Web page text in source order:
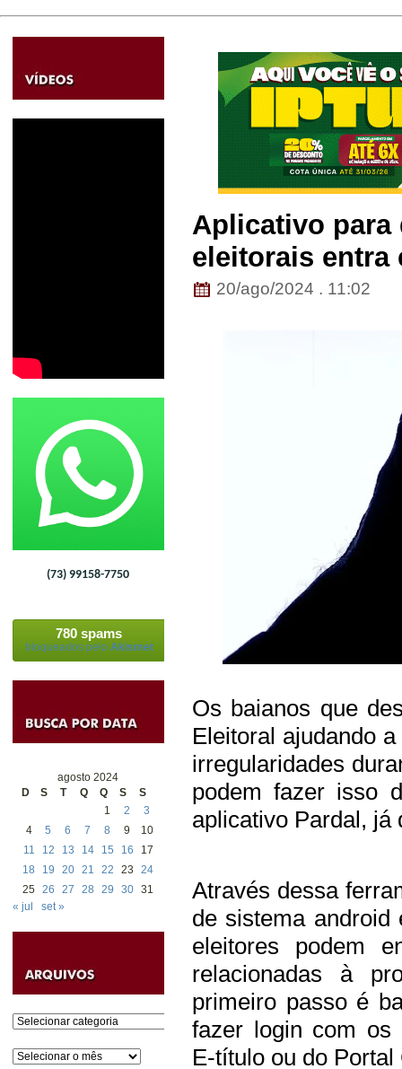
(73) 99158-7750
780 spams
bloqueados pelo Akismet
agosto 2024
D
S T Q Q S
S
1
2
3
4
5 6 7 8 9
10
11
12 13 14 15 16
17
18
19 20 21 22 23
24
25 26 27 28 29 30 31
« jul
set »
Categorias
Arquivos
Aplicativo para
eleitorais entra
20/ago/2024 . 11:02
Os baianos que
Eleitoral ajudando
irregularidades
podem fazer isso
aplicativo Pardal, já
Através dessa
de sistema
eleitores podem
relacionadas à
primeiro passo é
fazer login com os
E-título ou do Portal